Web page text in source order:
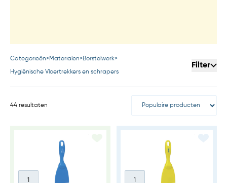
Categorieën>Materialen>Borstelwerk>
Hygiënische Vloertrekkers en schrapers
Filter
44 resultaten